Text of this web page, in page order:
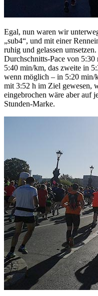
Egal, nun waren wir
„sub4“, und mit einer
ruhig und gelassen
Durchschnitts-Pace von
5:40 min/km, das zweite in
wenn möglich – in 5:20 min/
mit 3:52 h im Ziel gewesen,
eingebrochen wäre aber auf
Stunden-Marke.